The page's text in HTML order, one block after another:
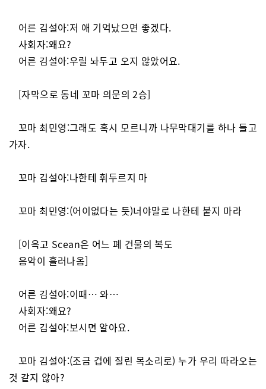
어른 김설아:저 애 기억났으면 좋겠다.
사회자:왜요?
어른 김설아:우릴 놔두고 오지 않았어요.
[자막으로 동네 꼬마 의문의 2승]
꼬마 최민영:그래도 혹시 모르니까 나무막대기를 하나 들고
가자.
꼬마 김설아:나한테 휘두르지 마
꼬마 최민영:(어이없다는 듯)너야말로 나한테 붙지 마라
[이윽고 Scean은 어느 폐 건물의 복도
음악이 흘러나옴]
어른 김설아:이때… 와…
사회자:왜요?
어른 김설아:보시면 알아요.
꼬마 김설아:(조금 겁에 질린 목소리로) 누가 우리 따라오는
것 같지 않아?